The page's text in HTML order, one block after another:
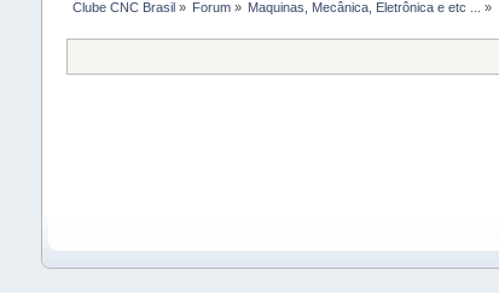
Clube CNC Brasil» Forum » Maquinas, Mecânica, Eletrônica e etc ... »